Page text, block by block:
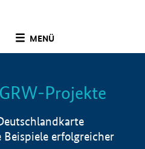
MENÜ
Info
Projekte
erfolgreicher